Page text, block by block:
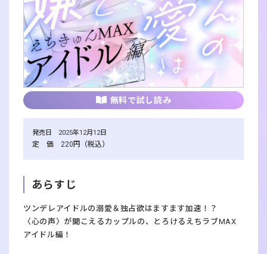
無料で試し読み
発売日 2025年12月12日
定 価 220円（税込）
あらすじ
ツンデレアイドルの溺愛＆独占欲はますます加速！？
〈心の声〉が聞こえるカップルの、とろけるえちラブMAX
アイドル編！